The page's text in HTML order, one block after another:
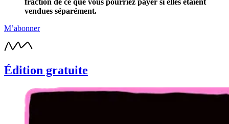
vendues séparément.
M’abonner
Édition gratuite